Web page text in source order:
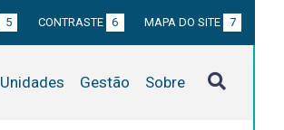
5 CONTRASTE 6 MAPA DO SITE 7
Unidades Gestão Sobre